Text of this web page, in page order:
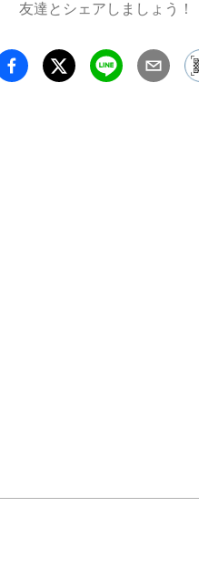
功労賞
を展示
プログ
友達とシェアしましょう！